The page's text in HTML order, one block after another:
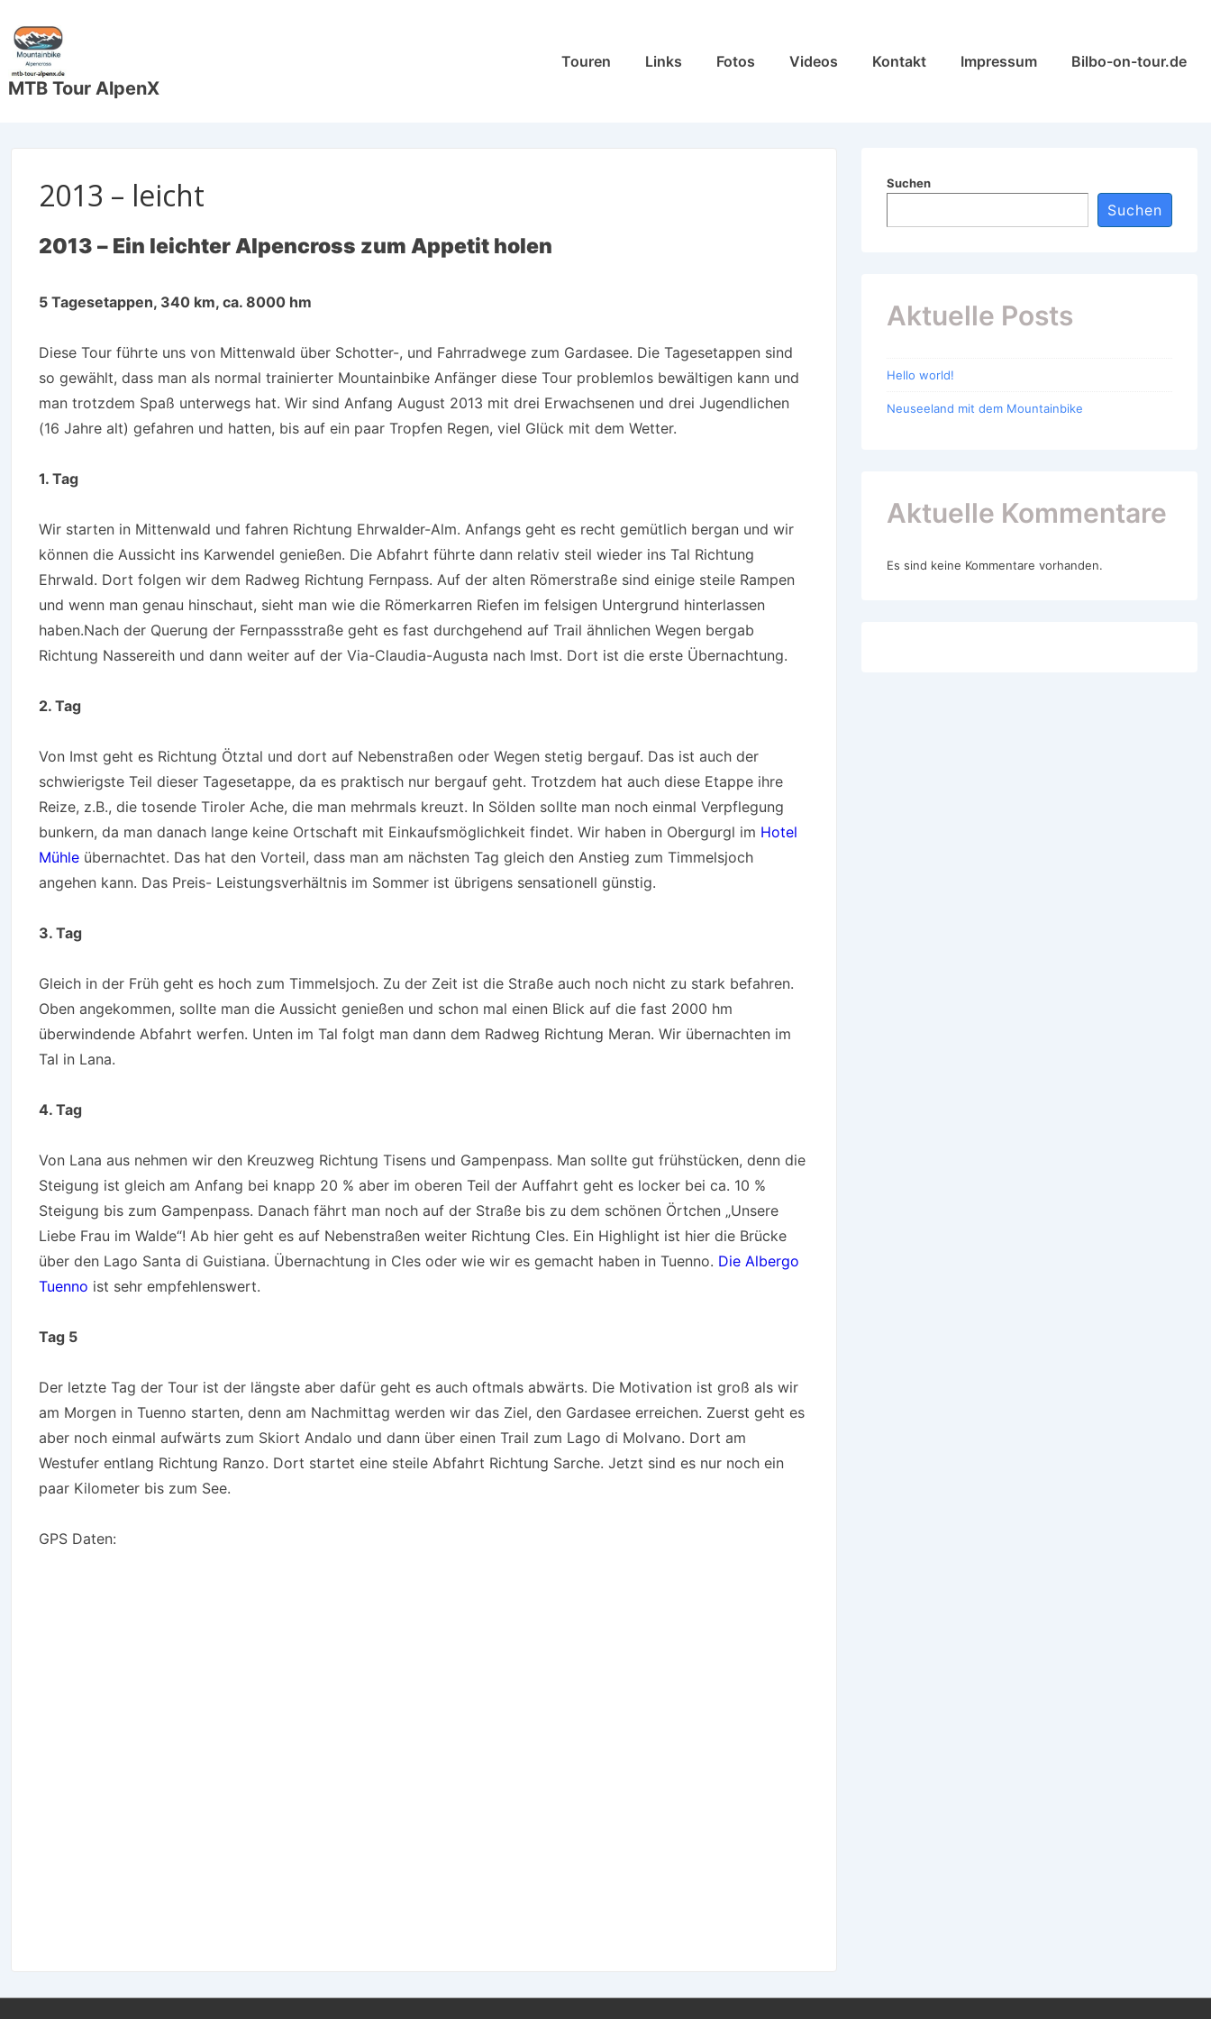
Zum
Inhalt
MTB Tour AlpenX
Hauptnavigation
Touren Links Fotos Videos Kontakt Impressum Bilbo-on-tour.de
2013 – leicht
2013 – Ein leichter Alpencross zum Appetit holen
5 Tagesetappen, 340 km, ca. 8000 hm
Diese Tour führte uns von Mittenwald über Schotter-, und Fahrradwege zum Gardasee. Die Tagesetappen sind
so gewählt, dass man als normal trainierter Mountainbike Anfänger diese Tour problemlos bewältigen kann und
man trotzdem Spaß unterwegs hat. Wir sind Anfang August 2013 mit drei Erwachsenen und drei Jugendlichen
(16 Jahre alt) gefahren und hatten, bis auf ein paar Tropfen Regen, viel Glück mit dem Wetter.
1. Tag
Wir starten in Mittenwald und fahren Richtung Ehrwalder-Alm. Anfangs geht es recht gemütlich bergan und wir
können die Aussicht ins Karwendel genießen. Die Abfahrt führte dann relativ steil wieder ins Tal Richtung
Ehrwald. Dort folgen wir dem Radweg Richtung Fernpass. Auf der alten Römerstraße sind einige steile Rampen
und wenn man genau hinschaut, sieht man wie die Römerkarren Riefen im felsigen Untergrund hinterlassen
haben.Nach der Querung der Fernpassstraße geht es fast durchgehend auf Trail ähnlichen Wegen bergab
Richtung Nassereith und dann weiter auf der Via-Claudia-Augusta nach Imst. Dort ist die erste Übernachtung.
2. Tag
Von Imst geht es Richtung Ötztal und dort auf Nebenstraßen oder Wegen stetig bergauf. Das ist auch der
schwierigste Teil dieser Tagesetappe, da es praktisch nur bergauf geht. Trotzdem hat auch diese Etappe ihre
Reize, z.B., die tosende Tiroler Ache, die man mehrmals kreuzt. In Sölden sollte man noch einmal Verpflegung
bunkern, da man danach lange keine Ortschaft mit Einkaufsmöglichkeit findet. Wir haben in Obergurgl im Hotel
Mühle übernachtet. Das hat den Vorteil, dass man am nächsten Tag gleich den Anstieg zum Timmelsjoch
angehen kann. Das Preis- Leistungsverhältnis im Sommer ist übrigens sensationell günstig.
3. Tag
Gleich in der Früh geht es hoch zum Timmelsjoch. Zu der Zeit ist die Straße auch noch nicht zu stark befahren.
Oben angekommen, sollte man die Aussicht genießen und schon mal einen Blick auf die fast 2000 hm
überwindende Abfahrt werfen. Unten im Tal folgt man dann dem Radweg Richtung Meran. Wir übernachten im
Tal in Lana.
4. Tag
Von Lana aus nehmen wir den Kreuzweg Richtung Tisens und Gampenpass. Man sollte gut frühstücken, denn die
Steigung ist gleich am Anfang bei knapp 20 % aber im oberen Teil der Auffahrt geht es locker bei ca. 10 %
Steigung bis zum Gampenpass. Danach fährt man noch auf der Straße bis zu dem schönen Örtchen „Unsere
Liebe Frau im Walde“! Ab hier geht es auf Nebenstraßen weiter Richtung Cles. Ein Highlight ist hier die Brücke
über den Lago Santa di Guistiana. Übernachtung in Cles oder wie wir es gemacht haben in Tuenno. Die Albergo
Tuenno ist sehr empfehlenswert.
Tag 5
Der letzte Tag der Tour ist der längste aber dafür geht es auch oftmals abwärts. Die Motivation ist groß als wir
am Morgen in Tuenno starten, denn am Nachmittag werden wir das Ziel, den Gardasee erreichen. Zuerst geht es
aber noch einmal aufwärts zum Skiort Andalo und dann über einen Trail zum Lago di Molvano. Dort am
Westufer entlang Richtung Ranzo. Dort startet eine steile Abfahrt Richtung Sarche. Jetzt sind es nur noch ein
paar Kilometer bis zum See.
GPS Daten:
Suchen
Suchen
Aktuelle Posts
Hello world!
Neuseeland mit dem Mountainbike
Aktuelle Kommentare
Es sind keine Kommentare vorhanden.